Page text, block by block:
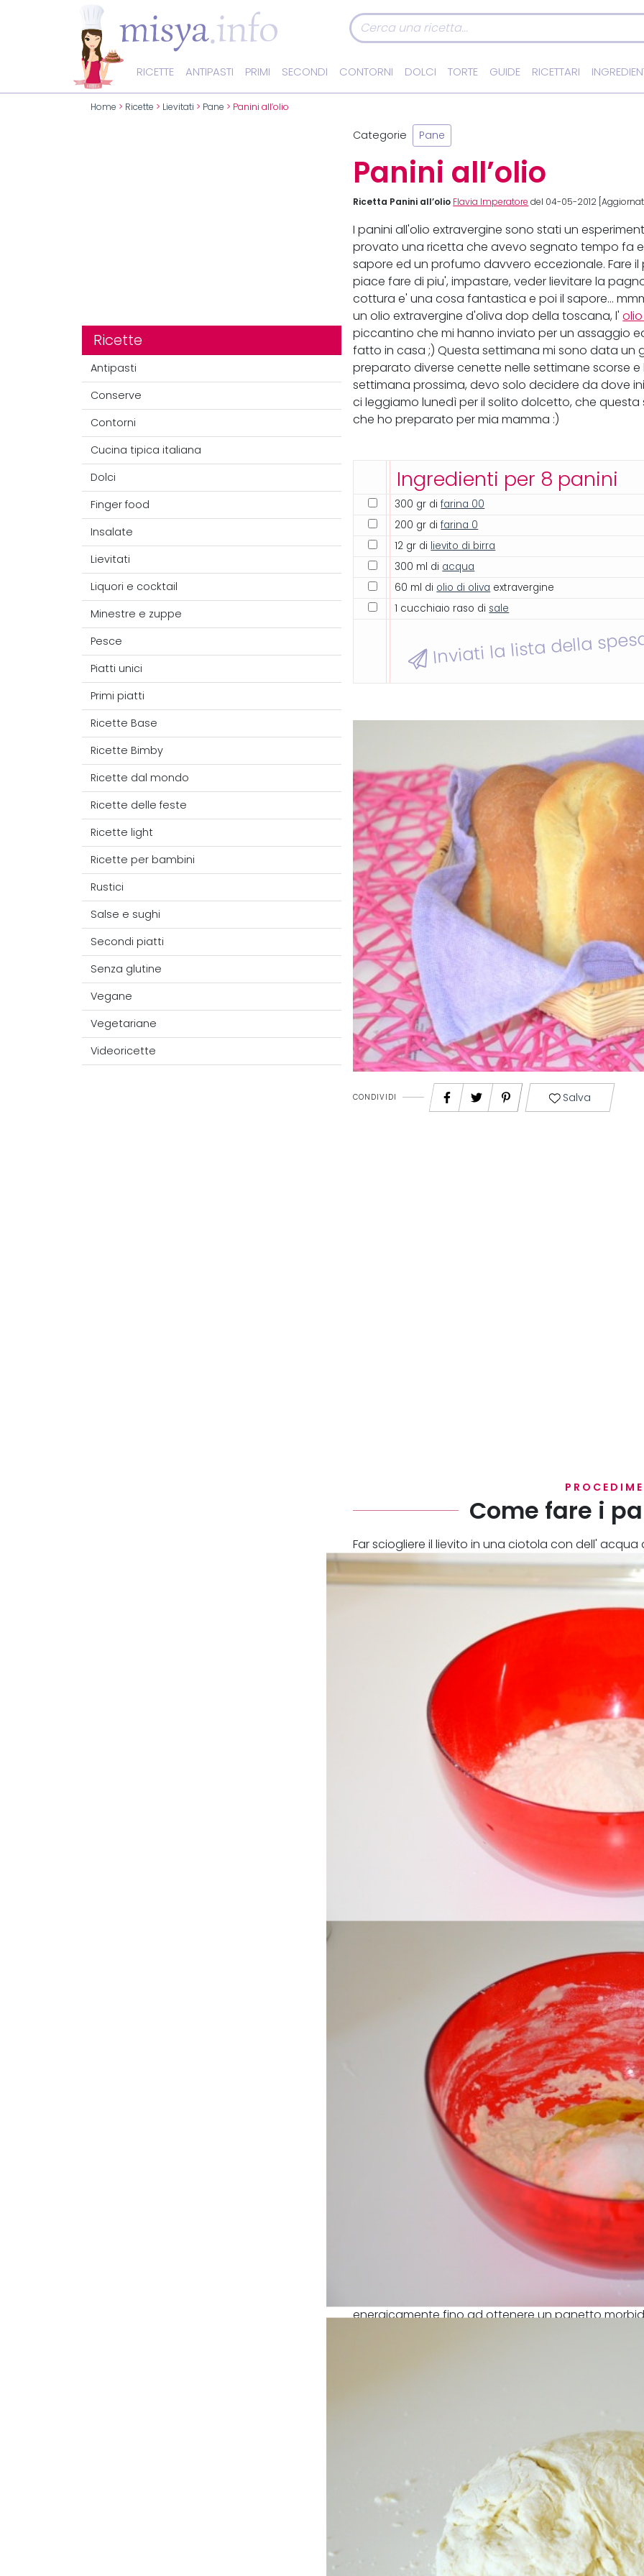
RICETTE ANTIPASTI PRIMI SECONDI CONTORNI DOLCI TORTE GUIDE RICETTARI
Home > Ricette > Lievitati > Pane > Panini all’olio
Ricette
Antipasti
Conserve
Contorni
Cucina tipica italiana
Dolci
Finger food
Insalate
Lievitati
Liquori e cocktail
Minestre e zuppe
Pesce
Piatti unici
Primi piatti
Ricette Base
Ricette Bimby
Ricette dal mondo
Ricette delle feste
Ricette light
Ricette per bambini
Rustici
Salse e sughi
Secondi piatti
Senza glutine
Vegane
Vegetariane
Videoricette
Categorie Pane
Panini all’olio
Ricetta Panini all’olio Flavia Imperatore del 04-05-2012
I panini all'olio extravergine sono stati un
provato una ricetta che avevo segnato tempo fa
sapore ed un profumo davvero eccezionale. Fare
piace fare di piu', impastare, veder lievitare la
cottura e' una cosa fantastica e poi il sapore...
un olio extravergine d'oliva dop della toscana, l'
piccantino che mi hanno inviato per un assaggio
fatto in casa ;) Questa settimana mi sono data un
preparato diverse cenette nelle settimane scorse
settimana prossima, devo solo decidere da dove
ci leggiamo lunedì per il solito dolcetto, che
che ho preparato per mia mamma :)
Ingredienti per 8 panini
300 gr difarina 00
200 gr difarina 0
12 gr di lievito di birra
300 ml di acqua
60 ml di olio di oliva extravergine
1 cucchiaio raso di sale
Inviati la lista della
CONDIVIDI Salva
Come fare i
Far sciogliere il lievito in una ciotola con dell'
farina e iniziare a impastare
Aggiungere la restante farina,traferire l'impasto
energicamente fino ad ottenere un panetto